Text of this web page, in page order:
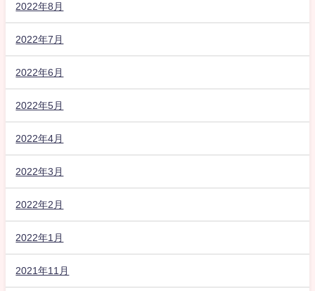
2022年8月
2022年7月
2022年6月
2022年5月
2022年4月
2022年3月
2022年2月
2022年1月
2021年11月